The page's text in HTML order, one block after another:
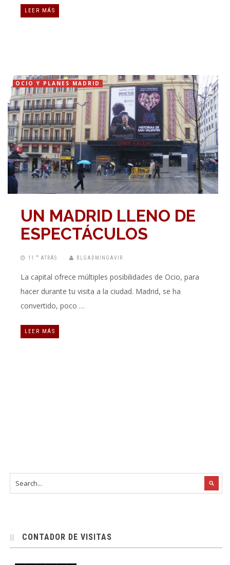
LEER MÁS
OCIO Y PLANES MADRID
UN MADRID LLENO DE
ESPECTÁCULOS
11 “” ATRÁS BLGADMINGAVIR
La capital ofrece múltiples posibilidades de Ocio, para
hacer durante tu visita a la ciudad. Madrid, se ha
convertido, poco …
LEER MÁS
CONTADOR DE VISITAS